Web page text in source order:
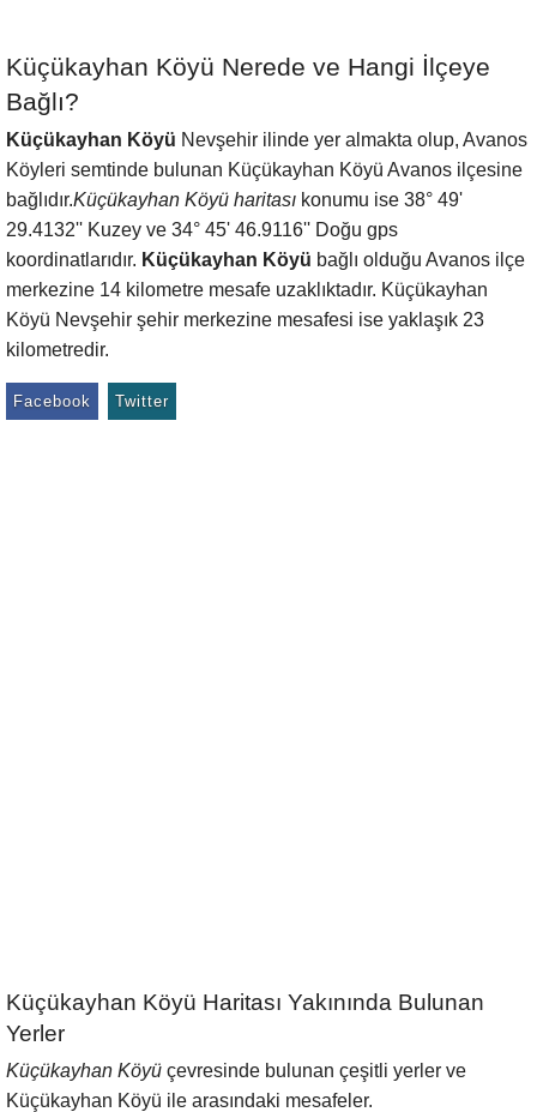
Küçükayhan Köyü Nerede ve Hangi İlçeye
Bağlı?
Küçükayhan Köyü Nevşehir ilinde yer almakta olup, Avanos
Köyleri semtinde bulunan Küçükayhan Köyü Avanos ilçesine
bağlıdır.Küçükayhan Köyü haritası konumu ise 38° 49'
29.4132'' Kuzey ve 34° 45' 46.9116'' Doğu gps
koordinatlarıdır. Küçükayhan Köyü bağlı olduğu Avanos ilçe
merkezine 14 kilometre mesafe uzaklıktadır. Küçükayhan
Köyü Nevşehir şehir merkezine mesafesi ise yaklaşık 23
kilometredir.
Facebook Twitter
Küçükayhan Köyü Haritası Yakınında Bulunan
Yerler
Küçükayhan Köyü çevresinde bulunan çeşitli yerler ve
Küçükayhan Köyü ile arasındaki mesafeler.